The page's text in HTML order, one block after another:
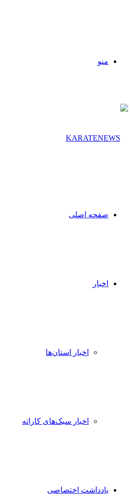
منو
صفحه اصلی
اخبار
اخبار استان‌ها
اخبار سبک‌های کاراته
یادداشت اختصاصی